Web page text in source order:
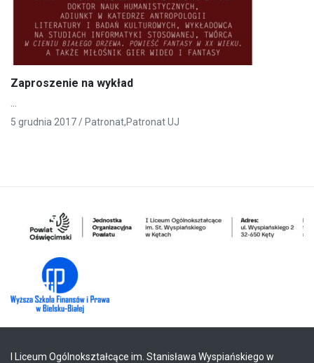
Zaproszenie na wykład
5 grudnia 2017 /Patronat,Patronat UJ
I Liceum Ogólnokształcące im. Stanisława Wyspiańskiego w